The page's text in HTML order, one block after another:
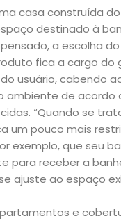
casa construída
destinado à
a escolha
fica a cargo do
usuário, cabendo
ambiente de acordo
“Quando se
um pouco mais
exemplo, que seu
para receber a
ajuste ao espaço
e